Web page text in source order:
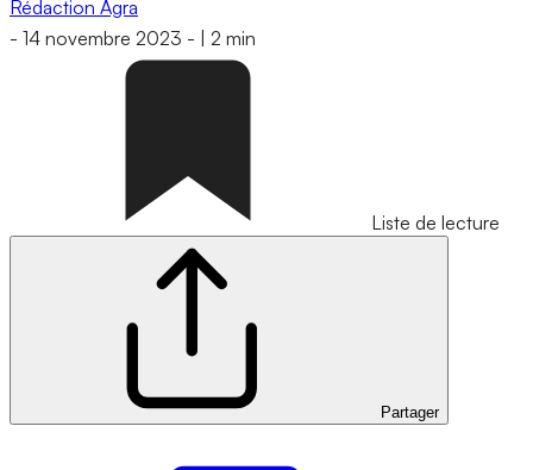
Rédaction Agra
- 14 novembre 2023 - 2 min
Liste de lecture
Partager